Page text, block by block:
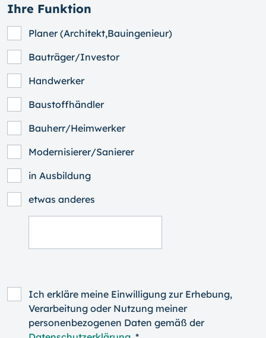
Ihre Funktion
Planer (Architekt,Bauingenieur)
Bauträger/Investor
Handwerker
Baustoffhändler
Bauherr/Heimwerker
Modernisierer/Sanierer
in Ausbildung
etwas anderes
Ich erkläre meine Einwilligung zur Erhebung,
Verarbeitung oder Nutzung meiner
personenbezogenen Daten gemäß der